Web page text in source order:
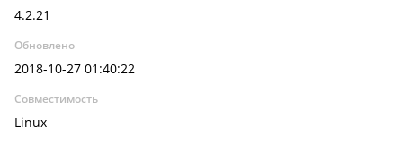
4.2.21
Обновлено
2018-10-27 01:40:22
Совместимость
Linux